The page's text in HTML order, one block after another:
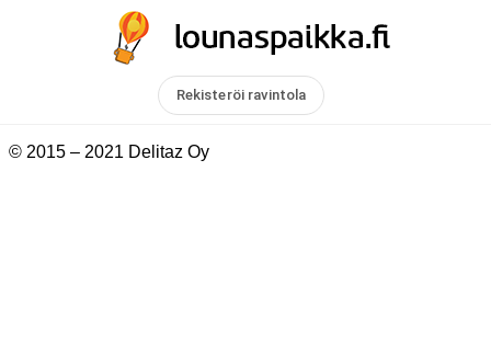
Rekisteröi ravintola
© 2015 – 2021 Delitaz Oy